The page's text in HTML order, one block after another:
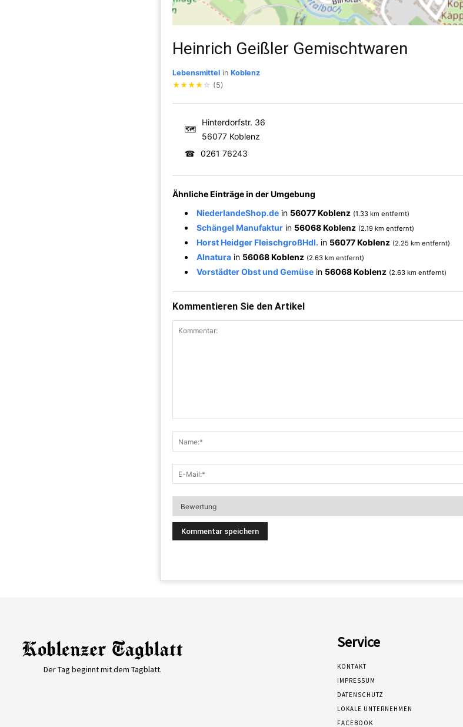
Heinrich Geißler Gemischtwaren
Lebensmittel in Koblenz
★★★★ ☆ (5)
🗺
Hinterdorfstr. 36
56077 Koblenz
☎ 0261 76243
Ähnliche Einträge in der Umgebung
NiederlandeShop.de in 56077 Koblenz (1.33 km entfernt)
Schängel Manufaktur in 56068 Koblenz (2.19 km entfernt)
Horst Heidger FleischgroßHdl. in 56077 Koblenz (2.25 km entfernt)
Alnatura in 56068 Koblenz (2.63 km entfernt)
Vorstädter Obst und Gemüse in 56068 Koblenz (2.63 km entfernt)
Kommentieren Sie den Artikel
Der Tag beginnt mit dem Tagblatt.
Service
KONTAKT
IMPRESSUM
DATENSCHUTZ
LOKALE UNTERNEHMEN
FACEBOOK